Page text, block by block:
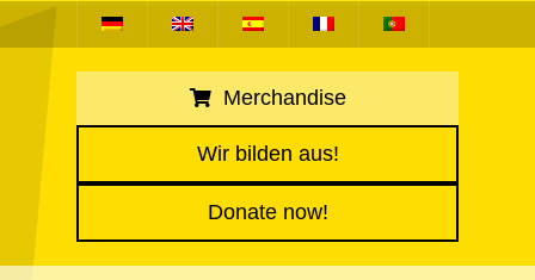
Merchandise
Wir bilden aus!
Donate now!